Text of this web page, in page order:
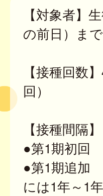
【対象者】
の前日）ま
【接種回数
回）
【接種間隔】
●第1期初回
●第1期追加
には1年～1